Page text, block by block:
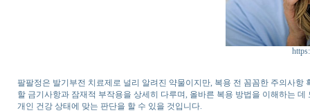
팔팔정은 발기부전 치료제로 널리 알려진 약물이지만, 복용 전 꼼꼼한 주의사
할 금기사항과 잠재적 부작용을 상세히 다루며, 올바른 복용 방법을 이해하는
개인 건강 상태에 맞는 판단을 할 수 있을 것입니다.